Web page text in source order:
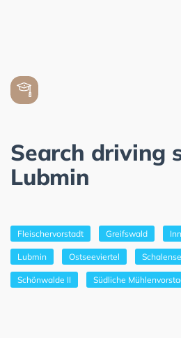
Search driving
Lubmin
Fleischervorstadt Greifswald
Lubmin Ostseeviertel Schalense
Schönwalde II Südliche